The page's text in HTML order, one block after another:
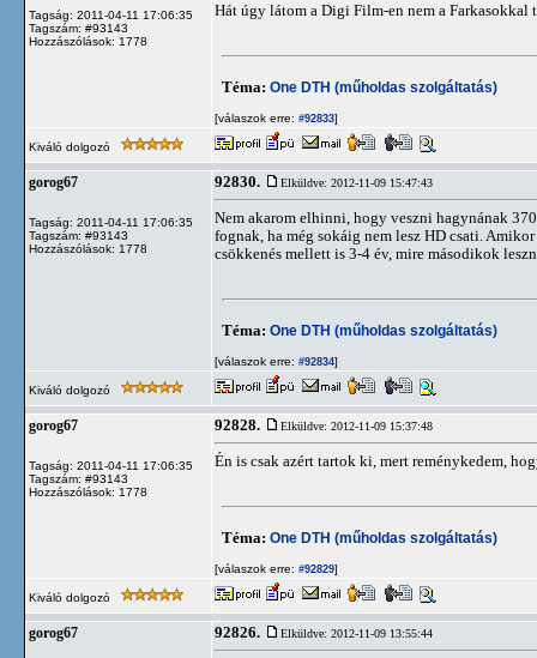
Tagság: 2011-04-11 17:06:35
Tagszám: #93143
Hozzászólások: 1778
Hát úgy látom a Digi Film-en nem a
Téma: One DTH (műholdas szolgáltatás)
[válaszok erre: #92833]
Kiváló dolgozó
gorog67
Tagság: 2011-04-11 17:06:35
Tagszám: #93143
Hozzászólások: 1778
92830. Elküldve: 2012-11-09 15:47:43
Nem akarom elhinni, hogy veszni hagynának
fognak, ha még sokáig nem lesz HD csati.
csökkenés mellett is 3-4 év, mire másodikok
Téma: One DTH (műholdas szolgáltatás)
[válaszok erre: #92834]
Kiváló dolgozó
gorog67
Tagság: 2011-04-11 17:06:35
Tagszám: #93143
Hozzászólások: 1778
92828. Elküldve: 2012-11-09 15:37:48
Én is csak azért tartok ki, mert reménykedem,
Téma: One DTH (műholdas szolgáltatás)
[válaszok erre: #92829]
Kiváló dolgozó
gorog67 92826. Elküldve: 2012-11-09 13:55:44